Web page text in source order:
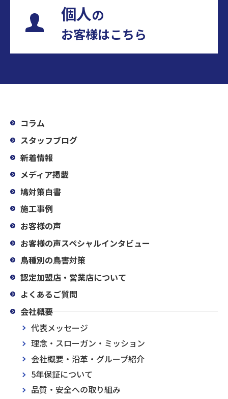
個人の
お客様はこちら
コラム
スタッフブログ
新着情報
メディア掲載
鳩対策白書
施工事例
お客様の声
お客様の声スペシャルインタビュー
鳥種別の鳥害対策
認定加盟店・営業店について
よくあるご質問
会社概要
代表メッセージ
理念・スローガン・ミッション
会社概要・沿革・グループ紹介
5年保証について
品質・安全への取り組み